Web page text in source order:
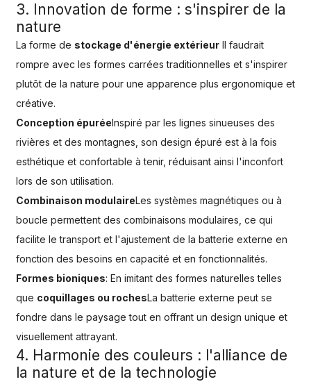
3. Innovation de forme : s'inspirer de la
nature
La forme de stockage d'énergie extérieurIl faudrait
rompre avec les formes carrées traditionnelles et s'inspirer
plutôt de la nature pour une apparence plus ergonomique et
créative.
Conception épuréeInspiré par les lignes sinueuses des
rivières et des montagnes, son design épuré est à la fois
esthétique et confortable à tenir, réduisant ainsi l'inconfort
lors de son utilisation.
Combinaison modulaireLes systèmes magnétiques ou à
boucle permettent des combinaisons modulaires, ce qui
facilite le transport et l'ajustement de la batterie externe en
fonction des besoins en capacité et en fonctionnalités.
Formes bioniques: En imitant des formes naturelles telles
que coquillages ou rochesLa batterie externe peut se
fondre dans le paysage tout en offrant un design unique et
visuellement attrayant.
4. Harmonie des couleurs : l'alliance de
la nature et de la technologie